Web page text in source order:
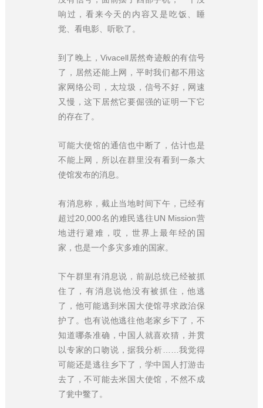
响过，看来今天的内容又是吃饭、睡
觉、看电影、听歌了。
到了晚上，Vivacell居然奇迹般的有信号
了，居然还能上网，平时我们都不用这
家网络公司，太垃圾，信号不好，网速
又慢，这下居然它要倔强的证明一下它
的存在了。
可能大使馆的通信也中断了，估计也是
不能上网，所以在群里没有看到一条大
使馆发布的消息。
有消息称，截止当地时间下午，已经有
超过20,000名的难民逃往UN Mission营
地进行避难，哎，世界上最年经的国
家，也是一个多灾多难的国家。
下午群里有消息说，前副总统已经被抓
住了，有消息说他没有被抓住，他逃
了，他可能逃到米国大使馆寻求政治保
护了。也有说他逃往他老家乡下了，不
知道哪条准确，中国人就喜欢猜，并贯
以专家的口吻说，据我分析……我觉得
可能还是逃往乡下了，学中国人打游击
去了，不可能去米国大使馆，不然不成
了瓮中鳖了。